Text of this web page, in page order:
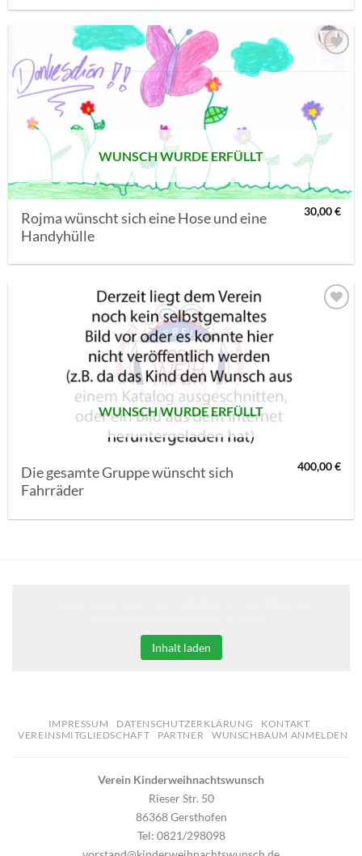
AUF MEINE
WUNSCH WURDE ERFÜLLT
Rojma wünscht sich eine Hose und eine
Handyhülle
30,00€
WUNSCH WURDE ERFÜLLT
Die gesamte Gruppe wünscht sich
Fahrräder
400,00€
Inhalt laden
IMPRESSUM DATENSCHUTZERKLÄRUNG
KONTAKT
VEREINSMITGLIEDSCHAFT
PARTNER WUNSCHBAUM ANMELDEN
Verein Kinderweihnachtswunsch
Rieser Str. 50
86368 Gersthofen
Tel: 0821/298098